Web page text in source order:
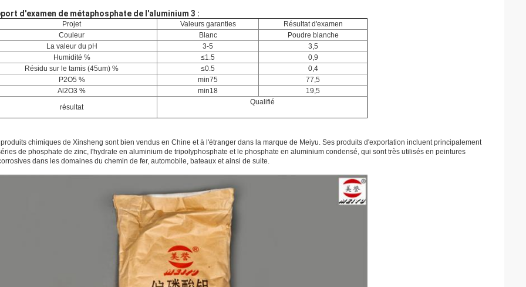
d'examen de métaphosphate de l'aluminium 3 :
Projet Valeurs garanties
Résultat d'examen
Couleur
Blanc
Poudre blanche
La valeur du pH
3-5
3,5
Humidité %
≤1.5
0,9
Résidu sur le tamis (45um) %
≤0.5
0,4
P2O5 %
min75
77,5
Al2O3 %
min18
19,5
résultat
Qualifié
chimiques de Xinsheng sont bien vendus en Chine et à l'étranger dans la marque de Meiyu. Ses produits d'exportation incluent principalement
de phosphate de zinc, l'hydrate en aluminium de tripolyphosphate et le phosphate en aluminium condensé, qui sont très utilisés en peintures
dans les domaines du chemin de fer, automobile, bateaux et ainsi de suite.